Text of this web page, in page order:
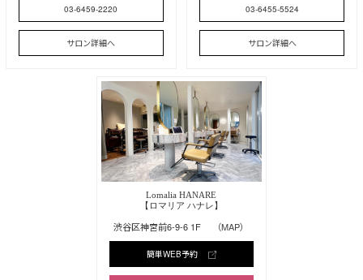
03-6459-2220
サロン詳細へ
03-6455-5524
サロン詳細へ
Lomalia HANARE
【ロマリア ハナレ】
渋谷区神宮前6-9-6 1F （MAP）
簡単WEB予約